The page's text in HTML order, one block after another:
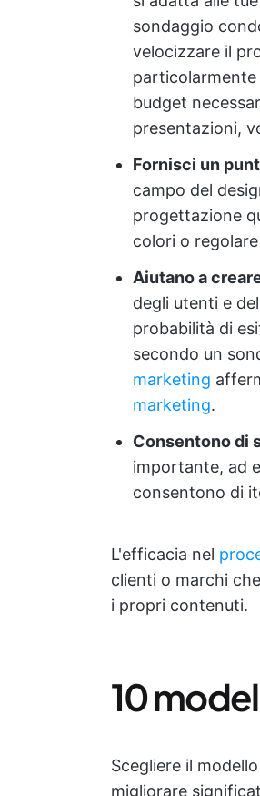
sondaggio
velocizzare il
particolarmente
budget
presentazioni,
Fornisci un
campo del
progettazione
colori o
Aiutano a
degli utenti e
probabilità di
secondo un
marketing
marketing.
Consentono di
importante, ad
consentono di
L'efficacia nel
clienti o marchi
i propri contenuti.
10
Scegliere il
migliorare